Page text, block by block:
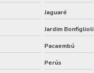
hidráulicas e pneumáticas
Jaguaré
Jardim Bonfiglioli
Pacaembú
Perús